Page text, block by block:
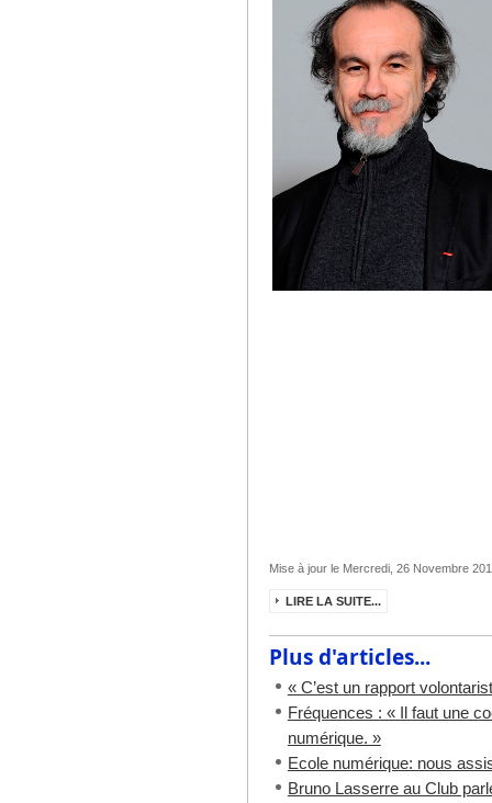
Mise à jour le Mercredi, 26 Novembre
LIRE LA SUITE...
Plus d'articles...
« C’est un rapport
Fréquences : « Il faut une
numérique. »
Ecole numérique: nous
Bruno Lasserre au Club